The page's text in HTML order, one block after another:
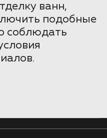
ванн,
подобные
соблюдать